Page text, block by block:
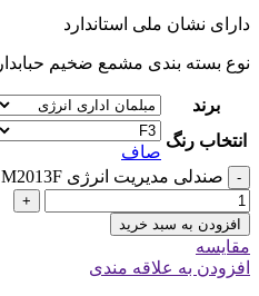
دارای نشان ملی استاندارد
نوع بسته بندی مشمع ضخیم حبابدار
برند
انتخاب رنگ
صاف
- صندلی مدیریت انرژی M2013F عدد
+
افزودن به سبد خرید
مقایسه
افزودن به علاقه مندی